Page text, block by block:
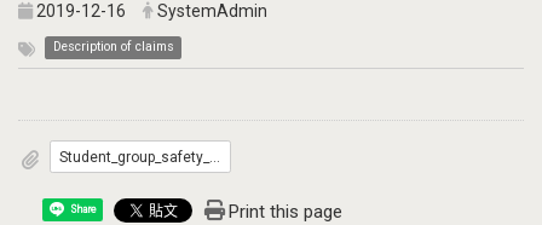
2019-12-16 SystemAdmin
Description of claims
Share Print this page